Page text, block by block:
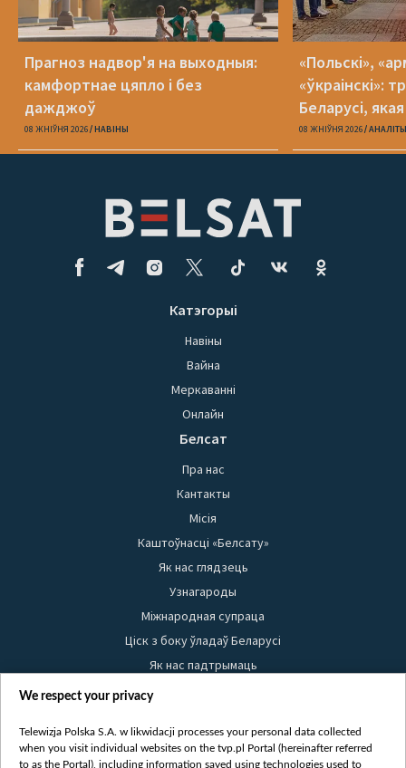
Прагноз надвор'я на выходныя:
камфортнае цяпло і без
дажджоў
08 ЖНІЎНЯ 2026 НАВІНЫ
«Польскі»,
«ўкраінскі»:
Беларусі,
08 ЖНІЎНЯ 2026
Катэгорыі
Навіны
Вайна
Меркаванні
Онлайн
Белсат
Пра нас
Кантакты
Місія
Каштоўнасці «Белсату»
Як нас глядзець
Узнагароды
Міжнародная супраца
Ціск з боку ўладаў Беларусі
Як нас падтрымаць
Правілы выкарыстання матэрыялаў
Бяспека
Youtube
We respect your privacy
Telewizja Polska S.A. w likwidacji processes your personal data collected
when you visit individual websites on the tvp.pl Portal (hereinafter referred
to as the Portal), including information saved using technologies used to